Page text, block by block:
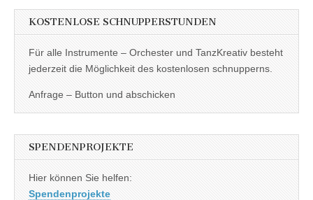
KOSTENLOSE SCHNUPPERSTUNDEN
Für alle Instrumente – Orchester und TanzKreativ besteht
jederzeit die Möglichkeit des kostenlosen schnupperns.
Anfrage – Button und abschicken
SPENDENPROJEKTE
Hier können Sie helfen:
Spendenprojekte